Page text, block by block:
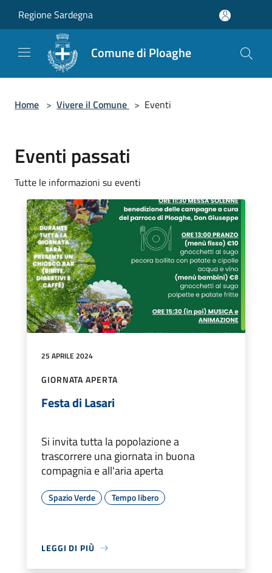
Regione Sardegna
Comune di Ploaghe
Home > Vivere il Comune > Eventi
Eventi passati
Tutte le informazioni su eventi
25 APRILE 2024
GIORNATA APERTA
Festa di Lasari
Si invita tutta la popolazione a
trascorrere una giornata in buona
compagnia e all'aria aperta
Spazio Verde Tempo libero
LEGGI DI PIÙ